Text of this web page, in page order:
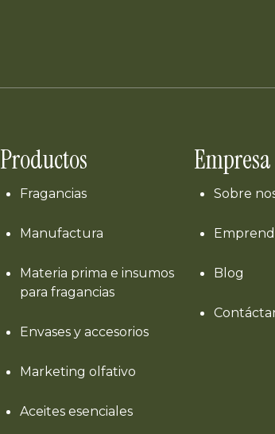
Productos
Fragancias
Manufactura
Materia prima e insumos
para fragancias
Envases y accesorios
Marketing olfativo
Aceites esenciales
Empresa
Sobre
Blog